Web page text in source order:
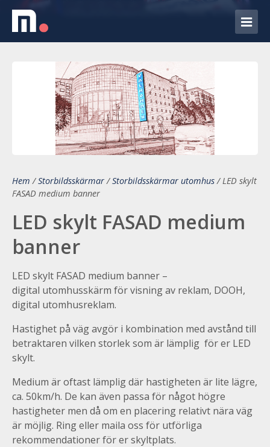
Hem /Storbildsskärmar/Storbildsskärmar utomhus/LED skylt
FASAD medium banner
LED skylt FASAD medium
banner
LED skylt FASAD medium banner –
digital utomhusskärm för visning av reklam, DOOH,
digital utomhusreklam.
Hastighet på väg avgör i kombination med avstånd till
betraktaren vilken storlek som är lämplig för er LED
skylt.
Medium är oftast lämplig där hastigheten är lite lägre,
ca. 50km/h. De kan även passa för något högre
hastigheter men då om en placering relativt nära väg
är möjlig. Ring eller maila oss för utförliga
rekommendationer för er skyltplats.